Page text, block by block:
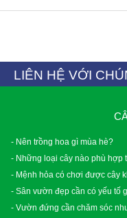
LIÊN HỆ VỚI
- Nên trồng hoa gì mùa hè?
- Những loại cây nào phù hợp
- Mệnh hỏa có chơi được cây
- Sân vườn đẹp cần có yếu tố
- Vườn đứng cần chăm sóc